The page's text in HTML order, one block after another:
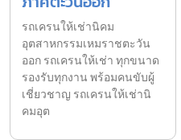
รถเครนให้เช่านิคม
อุตสาหกรรมเหมราชตะวัน
ออก รถเครนให้เช่า ทุกขนาด
รองรับทุกงาน พร้อมคนขับผู้
เชี่ยวชาญ รถเครนให้เช่านิ
คมอุต